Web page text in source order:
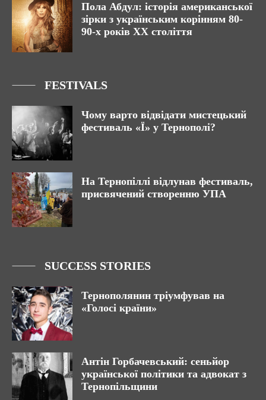
Пола Абдул: історія американської
зірки з українським корінням 80-
90-х років ХХ століття
FESTIVALS
Чому варто відвідати мистецький
фестиваль «Ї» у Тернополі?
На Тернопіллі відлунав фестиваль,
присвячений створенню УПА
SUCCESS STORIES
Тернополянин тріумфував на
«Голосі країни»
Антін Горбачевський: сеньйор
української політики та адвокат з
Тернопільщини